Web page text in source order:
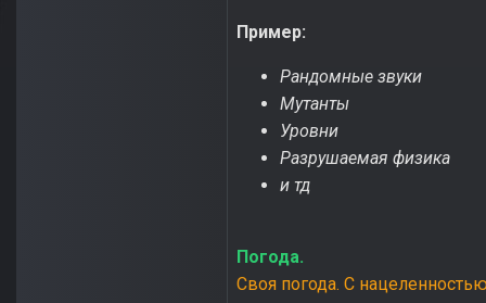
Пример:
Рандомные звуки
Мутанты
Уровни
Разрушаемая физика
и тд
Погода.
Своя погода. С